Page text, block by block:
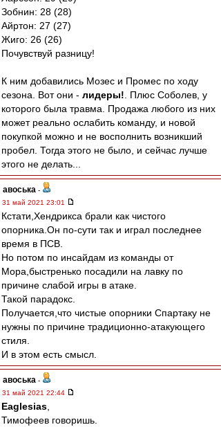
Зобнин: 28 (28)
Айртон: 27 (27)
Жиго: 26 (26)
Почувствуй разницу!
К ним добавились Мозес и Промес по ходу
сезона. Вот они - лидеры! . Плюс Соболев, у
которого была травма. Продажа любого из них
может реально ослабить команду, и новой
покупкой можно и не восполнить возникший
пробел. Тогда этого не было, и сейчас лучше
этого не делать...
авоська -
31 май 2021 23:01
Кстати,Хендрикса брали как чистого
опорника.Он по-сути так и играл последнее
время в ПСВ.
Но потом по инсайдам из команды от
Мора,быстренько посадили на лавку по
причине слабой игры в атаке.
Такой парадокс.
Получается,что чистые опорники Спартаку не
нужны по причине традиционно-атакующего
стиля.
И в этом есть смысл.
авоська -
31 май 2021 22:44
Eaglesias
Тимофеев говоришь.